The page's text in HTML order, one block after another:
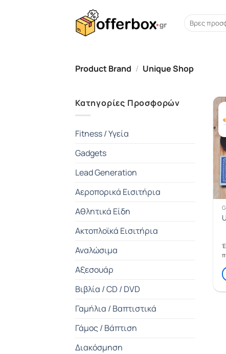
Search
for:
Product Brand / Unique Shop
Κατηγορίες Προσφορών
Fitness / Υγεία
Gadgets
Lead Generation
Αεροπορικά Εισιτήρια
Αθλητικά Είδη
Ακτοπλοϊκά Εισιτήρια
Αναλώσιμα
Αξεσουάρ
Βιβλία / CD / DVD
Γαμήλια / Βαπτιστικά
Γάμος / Βάπτιση
Διακόσμηση